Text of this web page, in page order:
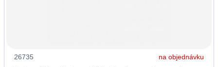
26735 na objednávku